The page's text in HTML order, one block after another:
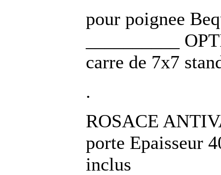
pour poignee
__________
carre de 7x7
.
ROSACE
porte Epaisseur
inclus